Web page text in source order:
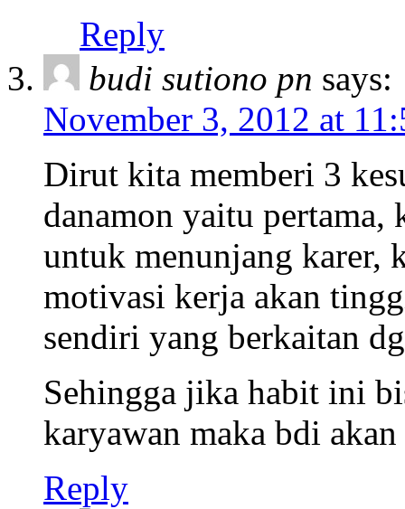
Reply
budi sutiono pn says:
November 3, 2012 at
Dirut kita memberi 3
danamon yaitu pertama,
untuk menunjang karer,
motivasi kerja akan
sendiri yang berkaitan
Sehingga jika habit ini
karyawan maka bdi akan
Reply